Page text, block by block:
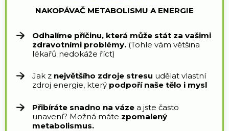
NAKOPÁVAČ METABOLISMU A ENERGIE
Odhalíme příčinu, která může stát za vašimi
zdravotními problémy. (Tohle vám většina
lékařů nedokáže říct)
Jak z největšího zdroje stresu udělat vlastní
zdroj energie, který podpoří naše tělo i mysl
Přibíráte snadno na váze a jste často
unavení? Možná máte zpomalený
metabolismus.